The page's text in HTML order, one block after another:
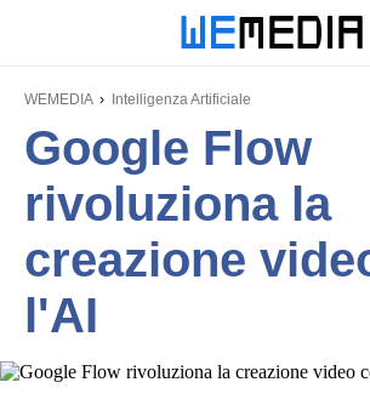
WEMEDIA Intelligenza Artificiale
Google Flow
rivoluziona la
creazione
l'AI